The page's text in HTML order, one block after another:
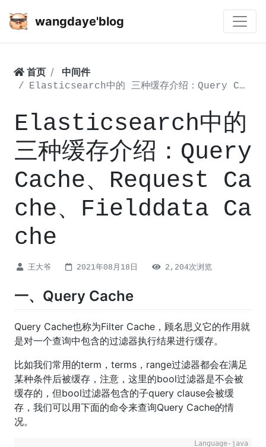
wangdaye'blog
首页 中间件
Elasticsearch中的 三种缓存介绍：Query Cache、Request Cache、Fielddata Cache
Elasticsearch中的
三种缓存介绍：Query
Cache、Request Ca
che、Fielddata Ca
che
王大爷 2021年08月18日 2,204次浏览
一、Query Cache
Query Cache也称为Filter Cache，顾名思义它的作用就
是对一个查询中包含的过滤器执行结果进行缓存。
比如我们常用的term，terms，range过滤器都会在满足
某种条件后被缓存，注意，这里的bool过滤器是不会被
缓存的，但bool过滤器包含的子query clause会被缓
存，我们可以用下面的命令来查询Query Cache的情
况。